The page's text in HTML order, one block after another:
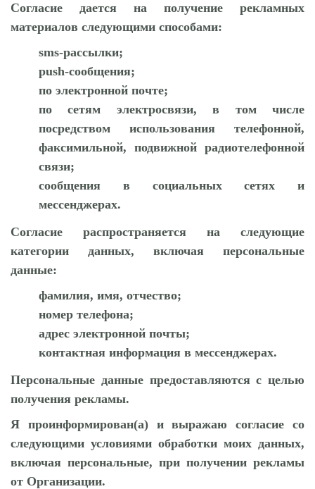
Согласие дается на получение рекламных
материалов следующими способами:
sms-рассылки;
push-сообщения;
по электронной почте;
по сетям электросвязи, в том числе
посредством использования телефонной,
факсимильной, подвижной радиотелефонной
связи;
сообщения в социальных сетях и
мессенджерах.
Согласие распространяется на следующие
категории данных, включая персональные
данные:
фамилия, имя, отчество;
номер телефона;
адрес электронной почты;
контактная информация в мессенджерах.
Персональные данные предоставляются с целью
получения рекламы.
Я проинформирован(а) и выражаю согласие со
следующими условиями обработки моих данных,
включая персональные, при получении рекламы
от Организации.